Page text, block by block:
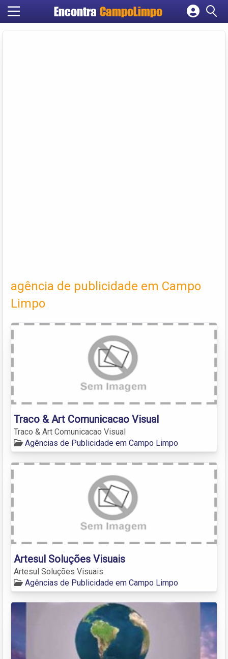
Encontra CampoLimpo
Cadastrar empresa
agência de publicidade em Campo
Limpo
Traco & Art Comunicacao Visual
Traco & Art Comunicacao Visual
Agências de Publicidade em Campo Limpo
Artesul Soluções Visuais
Artesul Soluções Visuais
Agências de Publicidade em Campo Limpo